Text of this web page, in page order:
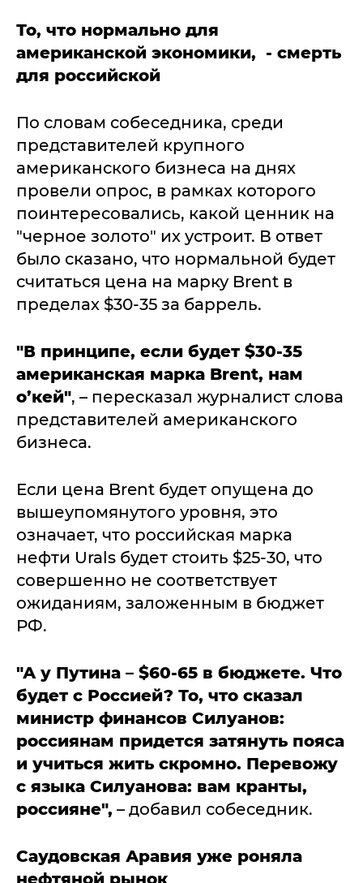
То, что нормально для
американской экономики, - смерть
для российской
По словам собеседника, среди
представителей крупного
американского бизнеса на днях
провели опрос, в рамках которого
поинтересовались, какой ценник на
"черное золото" их устроит. В ответ
было сказано, что нормальной будет
считаться цена на марку Brent в
пределах $30-35 за баррель.
"В принципе, если будет $30-35
американская марка Brent, нам
о’кей", – пересказал журналист слова
представителей американского
бизнеса.
Если цена Brent будет опущена до
вышеупомянутого уровня, это
означает, что российская марка
нефти Urals будет стоить $25-30, что
совершенно не соответствует
ожиданиям, заложенным в бюджет
РФ.
"А у Путина – $60-65 в бюджете. Что
будет с Россией? То, что сказал
министр финансов Силуанов:
россиянам придется затянуть пояса
и учиться жить скромно. Перевожу
с языка Силуанова: вам кранты,
россияне", – добавил собеседник.
Саудовская Аравия уже роняла
нефтяной рынок